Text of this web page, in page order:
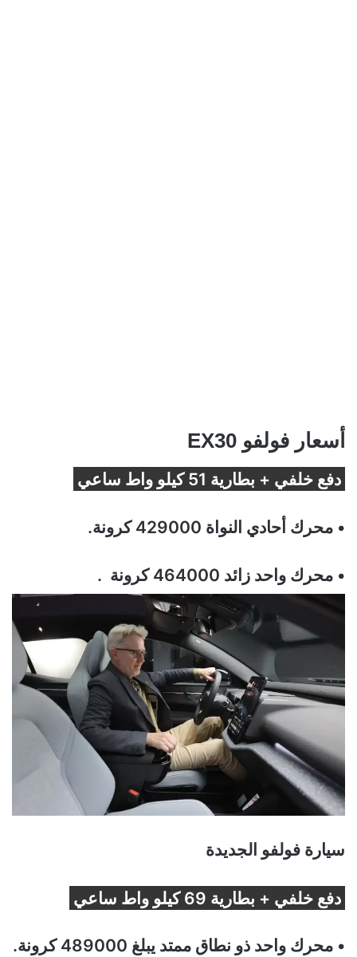
أسعار فولفو EX30
دفع خلفي + بطارية 51 كيلو واط ساعي
• محرك أحادي النواة 429000 كرونة.
• محرك واحد زائد 464000 كرونة .
سيارة فولفو الجديدة
دفع خلفي + بطارية 69 كيلو واط ساعي
• محرك واحد ذو نطاق ممتد يبلغ 489000 كرونة.